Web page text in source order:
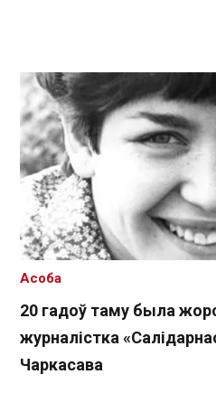
20 гадоў таму была
журналістка
Чаркасава
Асоба